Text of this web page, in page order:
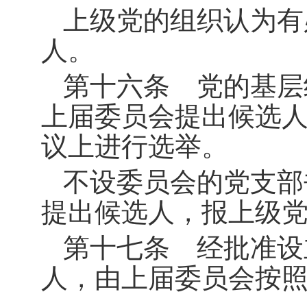
上级党的组织认为
人。
第十六条 党的基层
上届委员会提出候选
议上进行选举。
不设委员会的党支
提出候选人，报上级
第十七条 经批准设
人，由上届委员会按